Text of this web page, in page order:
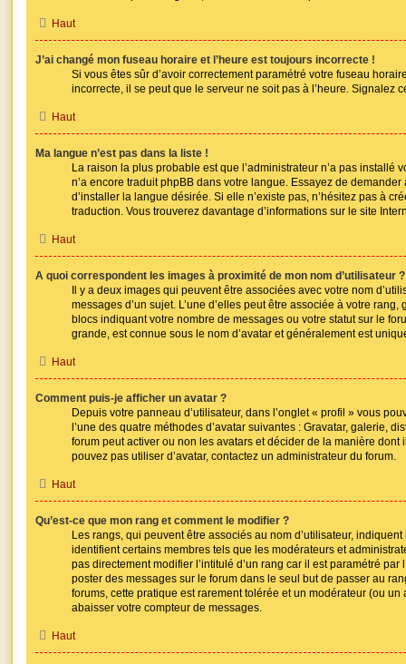
Haut
J’ai changé mon fuseau horaire et l’heure est toujours incorrecte !
Si vous êtes sûr d’avoir correctement paramétré votre fuseau
incorrecte, il se peut que le serveur ne soit pas à l’heure. Signalez
Haut
Ma langue n’est pas dans la liste !
La raison la plus probable est que l’administrateur n’a pas installé
n’a encore traduit phpBB dans votre langue. Essayez de
d’installer la langue désirée. Si elle n’existe pas, n’hésitez pas à
traduction. Vous trouverez davantage d’informations sur le site
Haut
A quoi correspondent les images à proximité de mon nom d’utilisateur ?
Il y a deux images qui peuvent être associées avec votre nom
messages d’un sujet. L’une d’elles peut être associée à votre
blocs indiquant votre nombre de messages ou votre statut sur le
grande, est connue sous le nom d’avatar et généralement est
Haut
Comment puis-je afficher un avatar ?
Depuis votre panneau d’utilisateur, dans l’onglet « profil » vous
l’une des quatre méthodes d’avatar suivantes : Gravatar, galerie,
forum peut activer ou non les avatars et décider de la manière dont
pouvez pas utiliser d’avatar, contactez un administrateur du forum.
Haut
Qu’est-ce que mon rang et comment le modifier ?
Les rangs, qui peuvent être associés au nom d’utilisateur,
identifient certains membres tels que les modérateurs et
pas directement modifier l’intitulé d’un rang car il est paramétré par
poster des messages sur le forum dans le seul but de passer au
forums, cette pratique est rarement tolérée et un modérateur (ou
abaisser votre compteur de messages.
Haut